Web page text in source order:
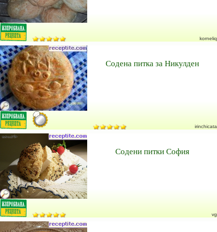
korneliq
Содена питка за Никулден
irinchicata
Содени питки София
vg